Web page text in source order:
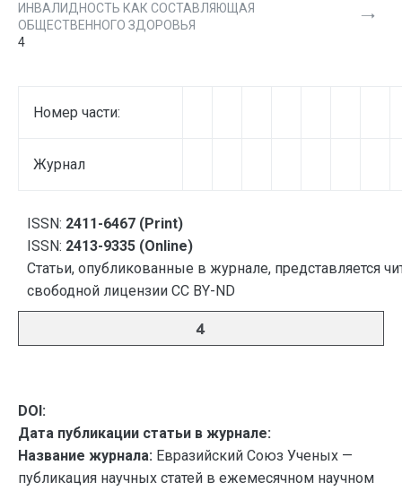
ИНВАЛИДНОСТЬ КАК СОСТАВЛЯЮЩАЯ
ОБЩЕСТВЕННОГО ЗДОРОВЬЯ
4
Номер части:
Журнал
ISSN: 2411-6467 (Print)
ISSN: 2413-9335 (Online)
Статьи, опубликованные в журнале, представляется
свободной лицензии CC BY-ND
4
DOI:
Дата публикации статьи в журнале:
Название журнала: Евразийский Союз Ученых —
публикация научных статей в ежемесячном научном